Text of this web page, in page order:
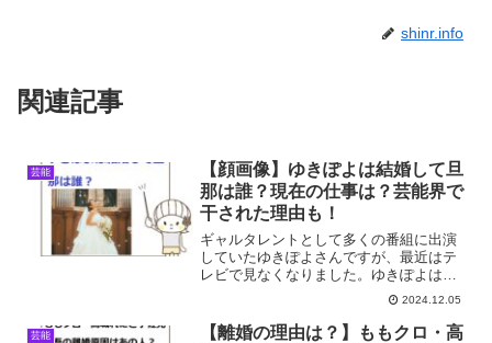
shinr.info
関連記事
芸能
【顔画像】ゆきぽよは結婚して旦
那は誰？現在の仕事は？芸能界で
干された理由も！
ギャルタレントとして多くの番組に出演
していたゆきぽよさんですが、最近はテ
レビで見なくなりました。ゆきぽよは結
婚して旦那は誰？現在の仕事は？芸能界
で干された理由は？そこで今回は、ゆき
ぽよさんについて調査しました。
2024.12.05
芸能
【離婚の理由は？】ももクロ・高